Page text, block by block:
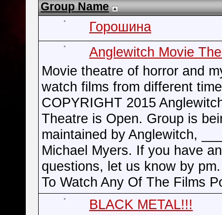
Group Name
Горошина
Anglewitch Movie
Movie theatre of horror and
watch films from different
COPYRIGHT 2015
Theatre is Open. Group is
maintained by Anglewitch,
Michael Myers. If you have
questions, let us know by
To Watch Any Of The Films
BLACK METAL!!!